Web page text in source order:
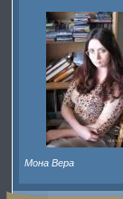
Мона Вера